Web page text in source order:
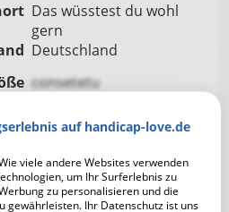
auf handicap-love.de
viele andere Websites verwenden
um Ihr Surferlebnis zu
zu personalisieren und die
gewährleisten. Ihr Datenschutz ist uns
Das wüsstest du wohl
gern
Deutschland
consetetu
conse
consetetur
consetetur